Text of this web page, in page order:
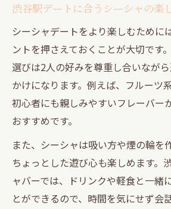
由
カップルに人気の渋谷個室
方
シーシャ初心者も安心の個
渋谷で特別感を演出する個
渋谷駅デートに合うシーシャの楽
シーシャデートをより楽しむために
ントを押さえておくことが大切です
選びは2人の好みを尊重し合いなが
かけになります。例えば、フルーツ
初心者にも親しみやすいフレーバー
おすすめです。
また、シーシャは吸い方や煙の輪を
ちょっとした遊び心も楽しめます。
ャバーでは、ドリンクや軽食と一緒
とができるので、時間を気にせず会